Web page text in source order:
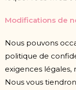
Modifications de
Nous pouvons
politique de
exigences
Nous vous